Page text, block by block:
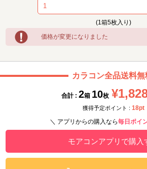
(1箱5枚入り)
価格が変更になりました
カラコン全品送料無
合計 : 2箱 10枚
獲得予定ポイント : 18pt
＼ アプリからの購入なら毎日ポイ
モアコンアプリで購入